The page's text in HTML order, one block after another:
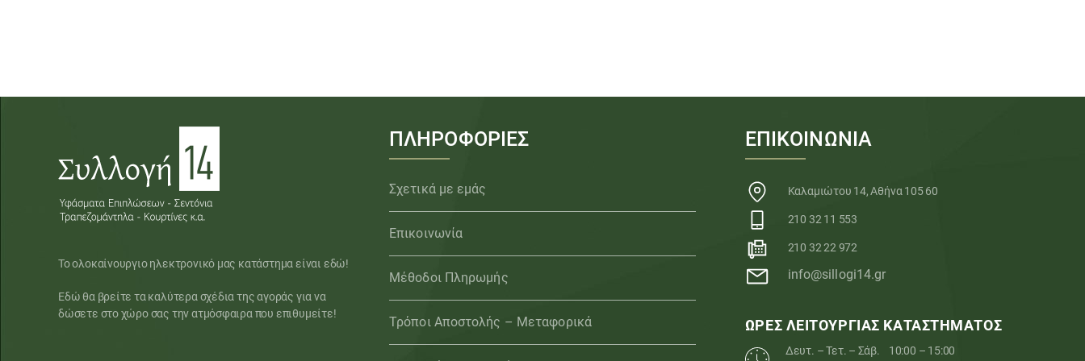
Το ολοκαίνουργιο ηλεκτρονικό μας κατάστημα είναι εδώ!
Εδώ θα βρείτε τα καλύτερα σχέδια της αγοράς για να
δώσετε στο χώρο σας την ατμόσφαιρα που επιθυμείτε!
ΠΛΗΡΟΦΟΡΙΕΣ
Σχετικά με εμάς
Επικοινωνία
Μέθοδοι Πληρωμής
Τρόποι Αποστολής – Μεταφορικά
ΕΠΙΚΟΙΝΩΝΙΑ
Καλαμιώτου 14, Αθήνα 105 60
210 32 11 553
210 32 22 972
info@sillogi14.gr
ΩΡΕΣ ΛΕΙΤΟΥΡΓΙΑΣ ΚΑΤΑΣΤΗΜΑΤΟΣ
Δευτ. – Τετ. – Σάβ.
10:00 – 15:00